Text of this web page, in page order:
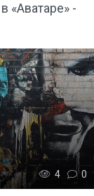
«Аватаре» -
4 0